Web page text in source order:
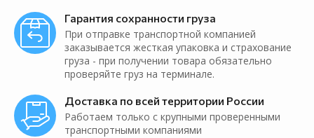
Гарантия сохранности груза
При отправке транспортной компанией
заказывается жесткая упаковка и страхование
груза - при получении товара обязательно
проверяйте груз на терминале.
Доставка по всей территории России
Работаем только с крупными проверенными
транспортными компаниями